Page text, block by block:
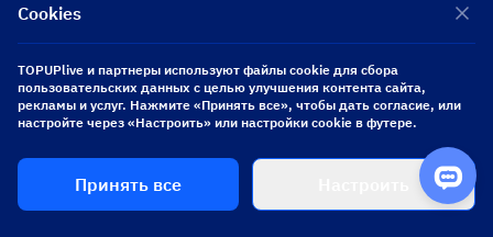
TOPUP live
Сервис
Помощь
Cookies
TOPUPlive и партнеры используют файлы cookie для сбора
пользовательских данных с целью улучшения контента сайта,
рекламы и услуг. Нажмите «Принять все», чтобы дать согласие, или
настройте через «Настроить» или настройки cookie в футере.
Принять все